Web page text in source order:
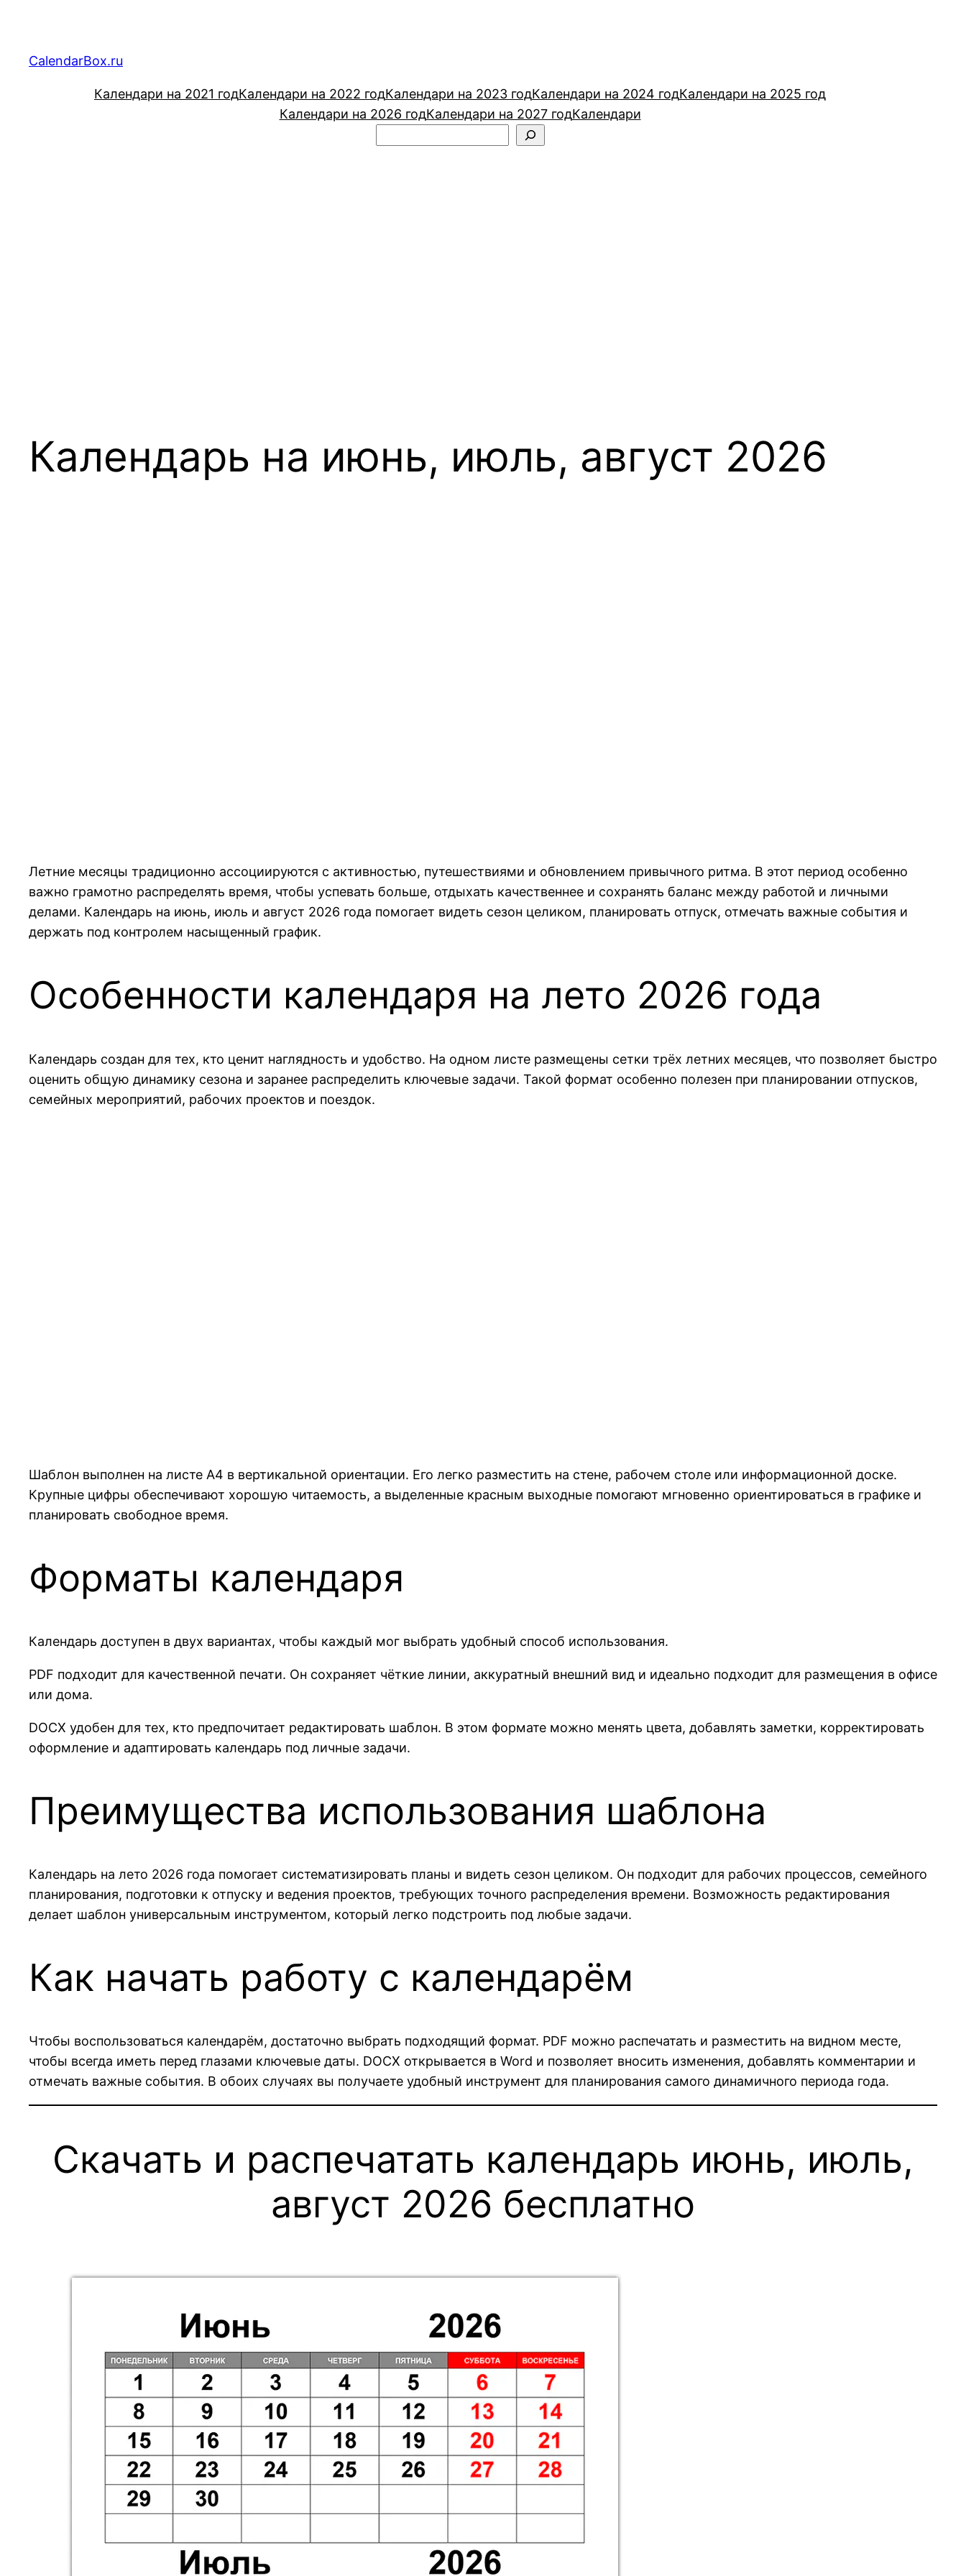
содержимому
CalendarBox.ru
Календари на 2021 годКалендари на 2022 годКалендари на 2023 годКалендари на 2024 годКалендари на 2025 год
Календари на 2026 годКалендари на 2027 годКалендари
Календарь на июнь, июль, август 2026
Летние месяцы традиционно ассоциируются с активностью, путешествиями и обновлением привычного ритма. В этот период особенно
важно грамотно распределять время, чтобы успевать больше, отдыхать качественнее и сохранять баланс между работой и личными
делами. Календарь на июнь, июль и август 2026 года помогает видеть сезон целиком, планировать отпуск, отмечать важные события и
держать под контролем насыщенный график.
Особенности календаря на лето 2026 года
Календарь создан для тех, кто ценит наглядность и удобство. На одном листе размещены сетки трёх летних месяцев, что позволяет быстро
оценить общую динамику сезона и заранее распределить ключевые задачи. Такой формат особенно полезен при планировании отпусков,
семейных мероприятий, рабочих проектов и поездок.
Шаблон выполнен на листе A4 в вертикальной ориентации. Его легко разместить на стене, рабочем столе или информационной доске.
Крупные цифры обеспечивают хорошую читаемость, а выделенные красным выходные помогают мгновенно ориентироваться в графике и
планировать свободное время.
Форматы календаря
Календарь доступен в двух вариантах, чтобы каждый мог выбрать удобный способ использования.
PDF подходит для качественной печати. Он сохраняет чёткие линии, аккуратный внешний вид и идеально подходит для размещения в офисе
или дома.
DOCX удобен для тех, кто предпочитает редактировать шаблон. В этом формате можно менять цвета, добавлять заметки, корректировать
оформление и адаптировать календарь под личные задачи.
Преимущества использования шаблона
Календарь на лето 2026 года помогает систематизировать планы и видеть сезон целиком. Он подходит для рабочих процессов, семейного
планирования, подготовки к отпуску и ведения проектов, требующих точного распределения времени. Возможность редактирования
делает шаблон универсальным инструментом, который легко подстроить под любые задачи.
Как начать работу с календарём
Чтобы воспользоваться календарём, достаточно выбрать подходящий формат. PDF можно распечатать и разместить на видном месте,
чтобы всегда иметь перед глазами ключевые даты. DOCX открывается в Word и позволяет вносить изменения, добавлять комментарии и
отмечать важные события. В обоих случаях вы получаете удобный инструмент для планирования самого динамичного периода года.
Скачать и распечатать календарь июнь, июль,
август 2026 бесплатно